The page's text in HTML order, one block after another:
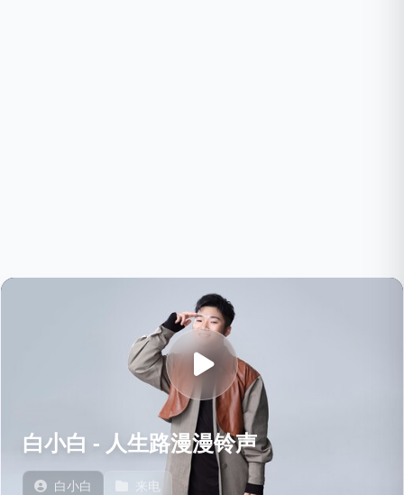
白小白 - 人生路漫漫铃声
白小白 来电